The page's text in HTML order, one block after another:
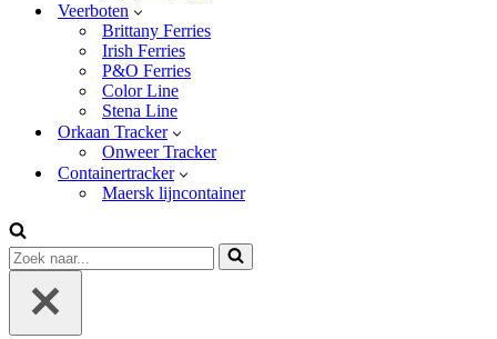
Veerboten
Brittany Ferries
Irish Ferries
P&O Ferries
Color Line
Stena Line
Orkaan Tracker
Onweer Tracker
Containertracker
Maersk lijncontainer
Zoek
naar...